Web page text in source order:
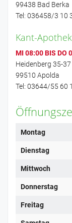
99438 Bad Berka
Tel: 036458/3 10
Kant-
MI 08:00 BIS DO
Heidenberg 35-37
99510 Apolda
Tel: 03644/55 60
Montag
Dienstag
Mittwoch
Donnerstag
Freitag